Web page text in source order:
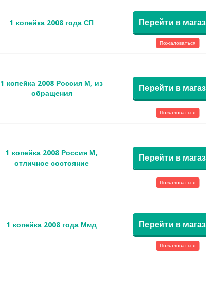
1 копейка 2008 года СП Перейти в
Пожаловаться
1 копейка 2008 Россия М, из
обращения
Перейти в
Пожаловаться
1 копейка 2008 Россия М,
отличное состояние
Перейти в
Пожаловаться
1 копейка 2008 года Ммд Перейти в
Пожаловаться